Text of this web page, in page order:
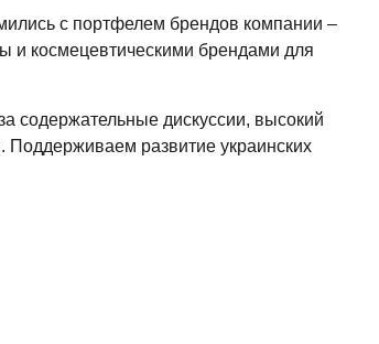
с портфелем брендов компании –
и космецевтическими брендами для
содержательные дискуссии, высокий
Поддерживаем развитие украинских